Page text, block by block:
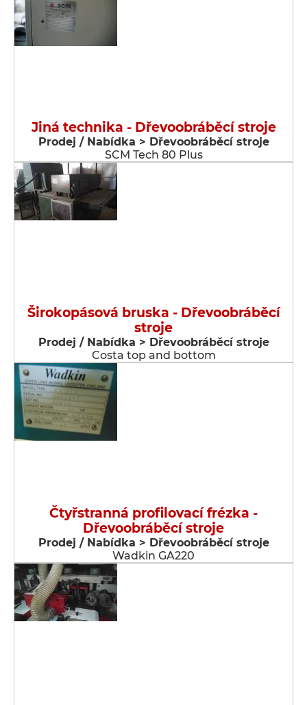
Jiná technika - Dřevoobráběcí stroje
Prodej / Nabídka > Dřevoobráběcí stroje
SCM Tech 80 Plus
Širokopásová bruska - Dřevoobráběcí
stroje
Prodej / Nabídka > Dřevoobráběcí stroje
Costa top and bottom
Čtyřstranná profilovací frézka -
Dřevoobráběcí stroje
Prodej / Nabídka > Dřevoobráběcí stroje
Wadkin GA220